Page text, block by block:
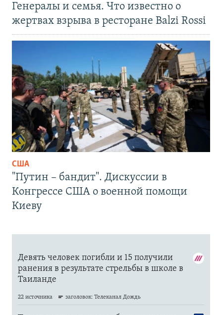
Генералы и семья. Что известно о
жертвах взрыва в ресторане Balzi Rossi
США
"Путин – бандит". Дискуссии в
Конгрессе США о военной помощи
Киеву